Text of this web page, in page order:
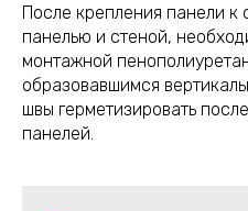
После крепления панели к
панелью и стеной,
монтажной
образовавшимся
швы герметизировать
панелей.